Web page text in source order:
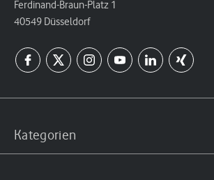
Ferdinand-Braun-Platz 1
40549 Düsseldorf
Kategorien